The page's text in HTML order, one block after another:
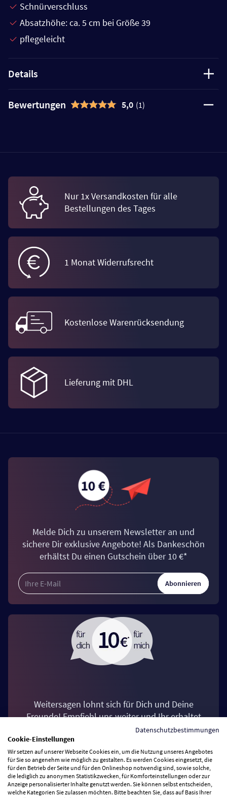
Schnürverschluss
Absatzhöhe: ca. 5 cm bei Größe 39
pflegeleicht
Details
Bewertungen 5,0 (1)
Nur 1x Versandkosten für alle
Bestellungen des Tages
1 Monat Widerrufsrecht
Kostenlose Warenrücksendung
Lieferung mit DHL
Melde Dich zu unserem Newsletter an und
sichere Dir exklusive Angebote! Als Dankeschön
erhältst Du einen Gutschein über 10 €*
Abonnieren
Weitersagen lohnt sich für Dich und Deine
Freunde! Empfiehl uns weiter und Ihr erhaltet
jeweils einen Einkaufsgutschein über 10 €*.
Jetzt Freunde werben
Datenschutzbestimmungen
Cookie-Einstellungen
Wir setzen auf unserer Webseite Cookies ein, um die Nutzung unseres Angebotes
für Sie so angenehm wie möglich zu gestalten. Es werden Cookies eingesetzt, die
für den Betrieb der Seite und für den Onlineshop notwendig sind, sowie solche,
die lediglich zu anonymen Statistikzwecken, für Komforteinstellungen oder zur
Anzeige personalisierter Inhalte genutzt werden. Sie können selbst entscheiden,
welche Kategorien Sie zulassen möchten. Bitte beachten Sie, dass auf Basis Ihrer